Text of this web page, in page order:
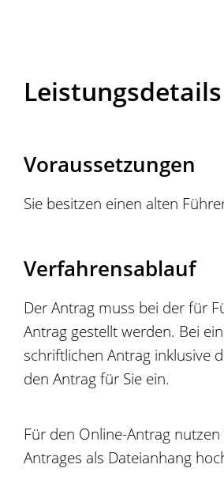
Leistungsdetails
Voraussetzungen
Sie besitzen einen alten
Verfahrensablauf
Der Antrag muss bei der für
Antrag gestellt werden. Bei
schriftlichen Antrag inklusive
den Antrag für Sie ein.
Für den Online-Antrag
Antrages als Dateianhang